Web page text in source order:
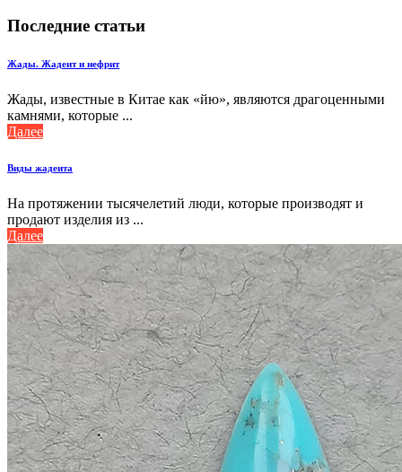
Последние статьи
Жады. Жадеит и нефрит
Жады, известные в Китае как «йю», являются драгоценными
камнями, которые ...
Далее
Виды жадеита
На протяжении тысячелетий люди, которые производят и
продают изделия из ...
Далее